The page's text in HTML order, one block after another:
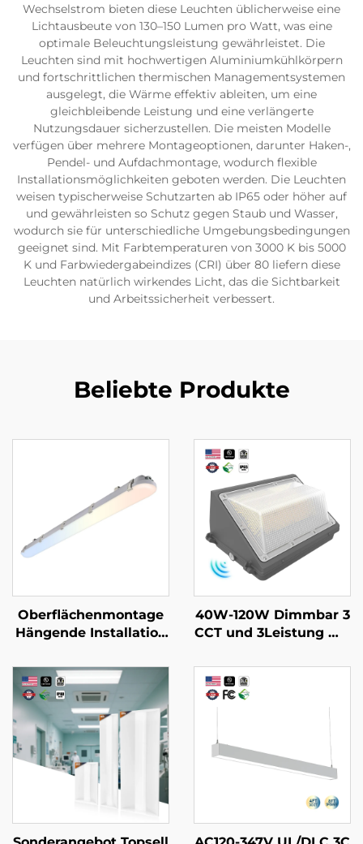
Wechselstrom bieten diese Leuchten üblicherweise eine
Lichtausbeute von 130–150 Lumen pro Watt, was eine
optimale Beleuchtungsleistung gewährleistet. Die
Leuchten sind mit hochwertigen Aluminiumkühlkörpern
und fortschrittlichen thermischen Managementsystemen
ausgelegt, die Wärme effektiv ableiten, um eine
gleichbleibende Leistung und eine verlängerte
Nutzungsdauer sicherzustellen. Die meisten Modelle
verfügen über mehrere Montageoptionen, darunter Haken-,
Pendel- und Aufdachmontage, wodurch flexible
Installationsmöglichkeiten geboten werden. Die Leuchten
weisen typischerweise Schutzarten ab IP65 oder höher auf
und gewährleisten so Schutz gegen Staub und Wasser,
wodurch sie für unterschiedliche Umgebungsbedingungen
geeignet sind. Mit Farbtemperaturen von 3000 K bis 5000
K und Farbwiedergabeindizes (CRI) über 80 liefern diese
Leuchten natürlich wirkendes Licht, das die Sichtbarkeit
und Arbeitssicherheit verbessert.
Beliebte Produkte
Oberflächenmontage
Hängende Installation
eschützt IP66 LED Da
mpfdicht 125lm/w 5CC
T 4FT 45W LED Linear
e Dreifach-Schutz-Leu
chte
40W-120W Dimmbar 3
CCT und 3Leistung Wa
bare Slim Straßen Wan
dlampe LED Wandpac
k Leuchte Mit Bewegu